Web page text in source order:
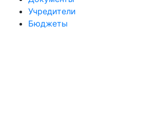
Учредители
Бюджеты